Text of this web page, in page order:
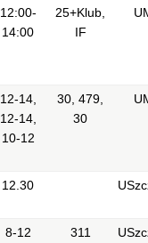
12:00-
14:00
25+Klub,
IF
12-14,
12-14,
10-12
30, 479,
30
12.30
8-12 311